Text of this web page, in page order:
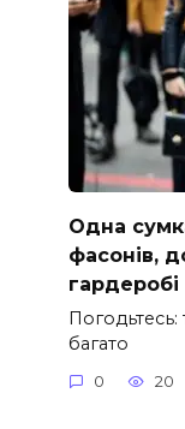
Одна
фасонів,
гардеробі
багато
0 20